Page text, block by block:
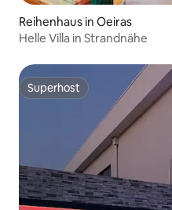
Reihenhaus in Oeiras
Helle Villa in Strandnähe
Superhost
Superhost